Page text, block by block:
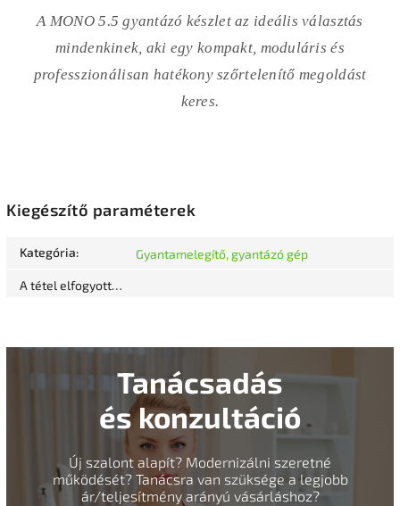
A MONO 5.5 gyantázó készlet az ideális választás
mindenkinek, aki egy kompakt, moduláris és
professzionálisan hatékony szőrtelenítő megoldást
keres.
Kiegészítő paraméterek
Kategória: Gyantamelegítő, gyantázó gép
A tétel elfogyott…
Tanácsadás
és konzultáció
Új szalont alapít? Modernizálni szeretné
működését? Tanácsra van szüksége a legjobb
ár/teljesítmény arányú vásárláshoz?